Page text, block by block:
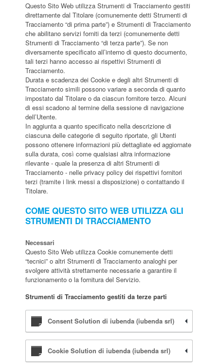
Questo Sito Web utilizza Strumenti di Tracciamento gestiti
direttamente dal Titolare (comunemente detti Strumenti di
Tracciamento “di prima parte”) e Strumenti di Tracciamento
che abilitano servizi forniti da terzi (comunemente detti
Strumenti di Tracciamento “di terza parte”). Se non
diversamente specificato all’interno di questo documento,
tali terzi hanno accesso ai rispettivi Strumenti di
Tracciamento.
Durata e scadenza dei Cookie e degli altri Strumenti di
Tracciamento simili possono variare a seconda di quanto
impostato dal Titolare o da ciascun fornitore terzo. Alcuni
di essi scadono al termine della sessione di navigazione
dell’Utente.
In aggiunta a quanto specificato nella descrizione di
ciascuna delle categorie di seguito riportate, gli Utenti
possono ottenere informazioni più dettagliate ed aggiornate
sulla durata, così come qualsiasi altra informazione
rilevante - quale la presenza di altri Strumenti di
Tracciamento - nelle privacy policy dei rispettivi fornitori
terzi (tramite i link messi a disposizione) o contattando il
Titolare.
COME QUESTO SITO WEB UTILIZZA GLI
STRUMENTI DI TRACCIAMENTO
Necessari
Questo Sito Web utilizza Cookie comunemente detti
“tecnici” o altri Strumenti di Tracciamento analoghi per
svolgere attività strettamente necessarie a garantire il
funzionamento o la fornitura del Servizio.
Strumenti di Tracciamento gestiti da terze parti
Consent Solution di iubenda (iubenda srl)
Cookie Solution di iubenda (iubenda srl)